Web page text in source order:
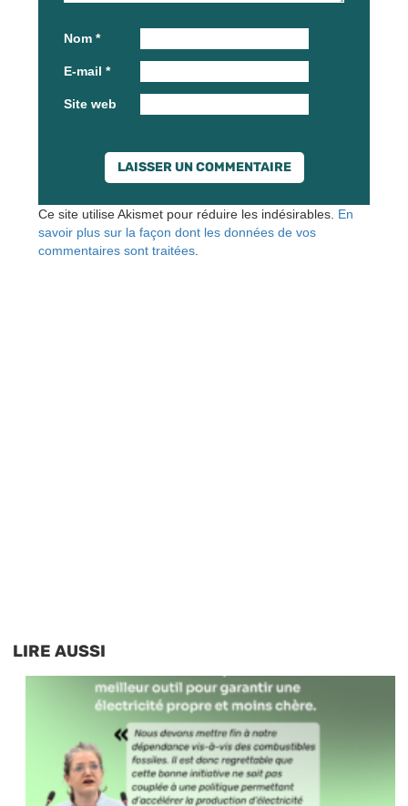
Nom *
E-mail *
Site web
Ce site utilise Akismet pour réduire les indésirables. En
savoir plus sur la façon dont les données de vos
commentaires sont traitées
LIRE AUSSI